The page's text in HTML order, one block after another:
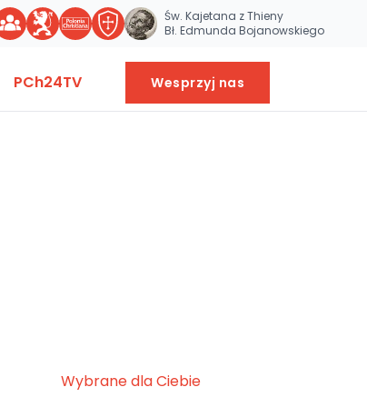
Św. Kajetana z Thieny
Bł. Edmunda Bojanowskiego
PCh24TV Wesprzyj nas
Wybrane dla Ciebie